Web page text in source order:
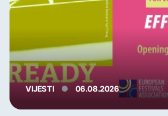
VIJESTI 06.08.2026